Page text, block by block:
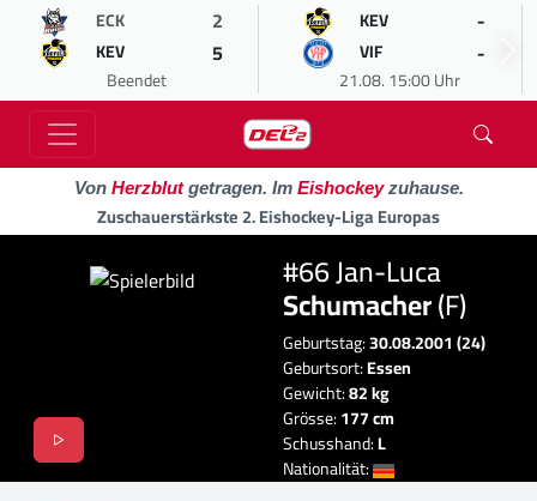
ECK 2
KEV 5
Beendet
KEV -
VIF -
21.08. 15:00 Uhr
Von Herzblutgetragen. Im Eishockeyzuhause.
Zuschauerstärkste 2. Eishockey-Liga Europas
#66 Jan-Luca
Schumacher(F)
Geburtstag:30.08.2001 (24)
Geburtsort:Essen
Gewicht:82 kg
Grösse:177 cm
Schusshand:L
Nationalität: